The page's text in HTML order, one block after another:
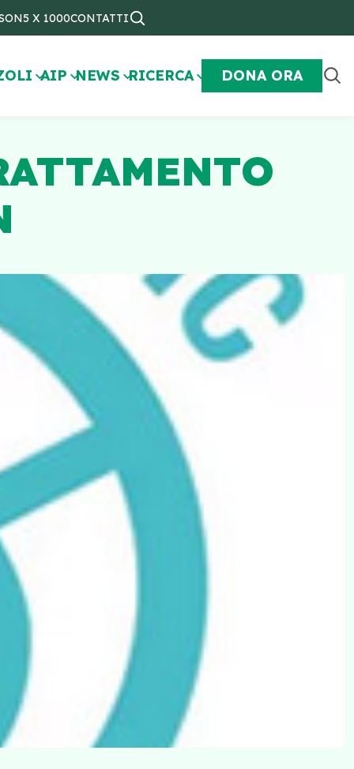
5 X 1000CONTATTI
AIP NEWS RICERCA DONA ORA